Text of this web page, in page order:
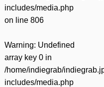
includes/media.php
on line 806
Warning: Undefined
array key 0 in
/home/indiegrab/
includes/media.php